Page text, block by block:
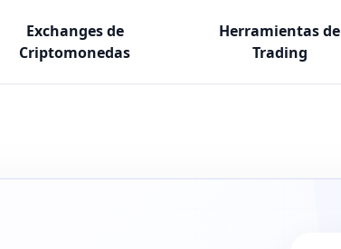
Exchanges de
Criptomonedas
Herramientas de
Trading